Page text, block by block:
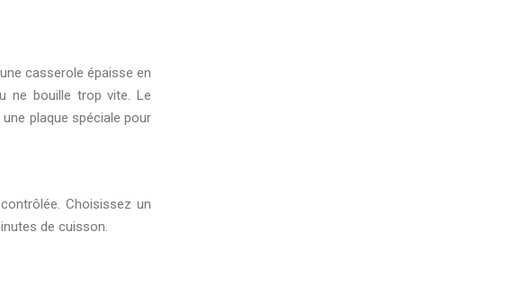
casserole épaisse en
ne bouille trop vite. Le
plaque spéciale pour
Choisissez un
de cuisson.